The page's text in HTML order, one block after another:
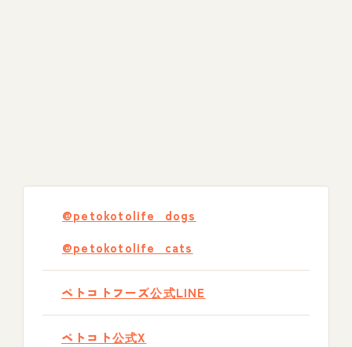
@petokotolife_dogs
@petokotolife_cats
ペトコトフーズ公式LINE
ペトコト公式X